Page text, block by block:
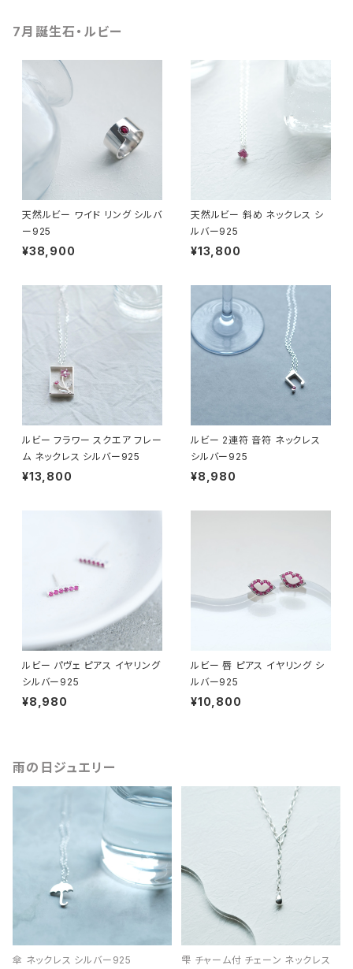
7月誕生石・ルビー
天然ルビー ワイド リング シルバ
ー925
¥38,900
天然ルビー 斜め ネックレス シ
ルバー925
¥13,800
ルビー フラワー スクエア フレー
ム ネックレス シルバー925
¥13,800
ルビー 2連符 音符 ネックレス
シルバー925
¥8,980
ルビー パヴェ ピアス イヤリング
シルバー925
¥8,980
ルビー 唇 ピアス イヤリング シ
ルバー925
¥10,800
雨の日ジュエリー
傘 ネックレス シルバー925
雫 チャーム付 チェーン ネックレス